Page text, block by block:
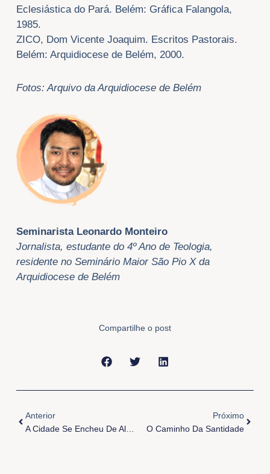
Eclesiástica do Pará. Belém: Gráfica Falangola,
1985.
ZICO, Dom Vicente Joaquim. Escritos Pastorais.
Belém: Arquidiocese de Belém, 2000.
Fotos: Arquivo da Arquidiocese de Belém
Seminarista Leonardo Monteiro
Jornalista, estudante do 4º Ano de Teologia,
residente no Seminário Maior São Pio X da
Arquidiocese de Belém
Compartilhe o post
Anterior
A Cidade Se Encheu De Alegria!
Próximo
O Caminho Da Santidade